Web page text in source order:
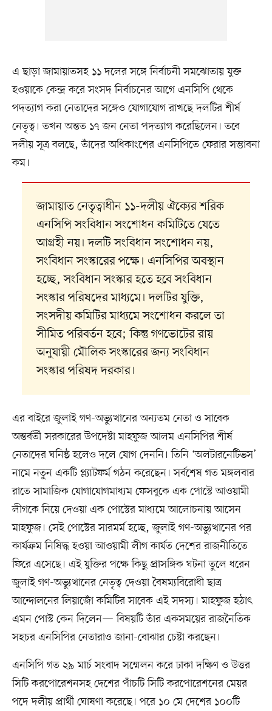
এ ছাড়া জামায়াতসহ ১১ দলের সঙ্গে নির্বাচনী সমঝোতায় যুক্ত
হওয়াকে কেন্দ্র করে সংসদ নির্বাচনের আগে এনসিপি থেকে
পদত্যাগ করা নেতাদের সঙ্গেও যোগাযোগ রাখছে দলটির শীর্ষ
নেতৃত্ব। তখন অন্তত ১৭ জন নেতা পদত্যাগ করেছিলেন। তবে
দলীয় সূত্র বলছে, তাঁদের অধিকাংশের এনসিপিতে ফেরার সম্ভাবনা
কম।
জামায়াত নেতৃত্বাধীন ১১-দলীয় ঐক্যের শরিক
এনসিপি সংবিধান সংশোধন কমিটিতে যেতে
আগ্রহী নয়। দলটি সংবিধান সংশোধন নয়,
সংবিধান সংস্কারের পক্ষে। এনসিপির অবস্থান
হচ্ছে, সংবিধান সংস্কার হতে হবে সংবিধান
সংস্কার পরিষদের মাধ্যমে। দলটির যুক্তি,
সংসদীয় কমিটির মাধ্যমে সংশোধন করলে তা
সীমিত পরিবর্তন হবে; কিন্তু গণভোটের রায়
অনুযায়ী মৌলিক সংস্কারের জন্য সংবিধান
সংস্কার পরিষদ দরকার।
এর বাইরে জুলাই গণ-অভ্যুত্থানের অন্যতম নেতা ও সাবেক
অন্তর্বর্তী সরকারের উপদেষ্টা মাহফুজ আলম এনসিপির শীর্ষ
নেতাদের ঘনিষ্ঠ হলেও দলে যোগ দেননি। তিনি ‘অলটারনেটিভস’
নামে নতুন একটি প্ল্যাটফর্ম গঠন করেছেন। সর্বশেষ গত মঙ্গলবার
রাতে সামাজিক যোগাযোগমাধ্যম ফেসবুকে এক পোস্টে আওয়ামী
লীগকে নিয়ে দেওয়া এক পোস্টের মাধ্যমে আলোচনায় আসেন
মাহফুজ। সেই পোস্টের সারমর্ম হচ্ছে, জুলাই গণ-অভ্যুত্থানের পর
কার্যক্রম নিষিদ্ধ হওয়া আওয়ামী লীগ কার্যত দেশের রাজনীতিতে
ফিরে এসেছে। এই যুক্তির পক্ষে কিছু প্রাসঙ্গিক ঘটনা তুলে ধরেন
জুলাই গণ-অভ্যুত্থানের নেতৃত্ব দেওয়া বৈষম্যবিরোধী ছাত্র
আন্দোলনের লিয়াজোঁ কমিটির সাবেক এই সদস্য। মাহফুজ হঠাৎ
এমন পোস্ট কেন দিলেন— বিষয়টি তাঁর একসময়ের রাজনৈতিক
সহচর এনসিপির নেতারাও জানা-বোঝার চেষ্টা করছেন।
এনসিপি গত ২৯ মার্চ সংবাদ সম্মেলন করে ঢাকা দক্ষিণ ও উত্তর
সিটি করপোরেশনসহ দেশের পাঁচটি সিটি করপোরেশনের মেয়র
পদে দলীয় প্রার্থী ঘোষণা করেছে। পরে ১০ মে দেশের ১০০টি